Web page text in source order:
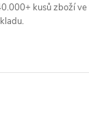
kusů zboží ve